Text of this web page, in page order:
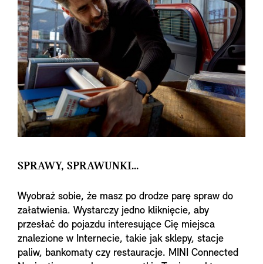
SPRAWY, SPRAWUNKI...
Wyobraź sobie, że masz po drodze parę spraw do
załatwienia. Wystarczy jedno kliknięcie, aby
przesłać do pojazdu interesujące Cię miejsca
znalezione w Internecie, takie jak sklepy, stacje
paliw, bankomaty czy restauracje. MINI Connected